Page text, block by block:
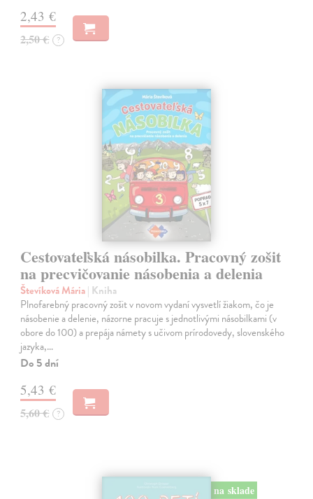
2,43 €
2,50 € ?
Cestovateľská násobilka. Pracovný zošit
na precvičovanie násobenia a delenia
Števíková Mária| Kniha
Plnofarebný pracovný zošit v novom vydaní vysvetlí žiakom, čo je
násobenie a delenie, názorne pracuje s jednotlivými násobilkami (v
obore do 100) a prepája námety s učivom prírodovedy, slovenského
jazyka,…
Do 5 dní
5,43 €
5,60 € ?
na sklade